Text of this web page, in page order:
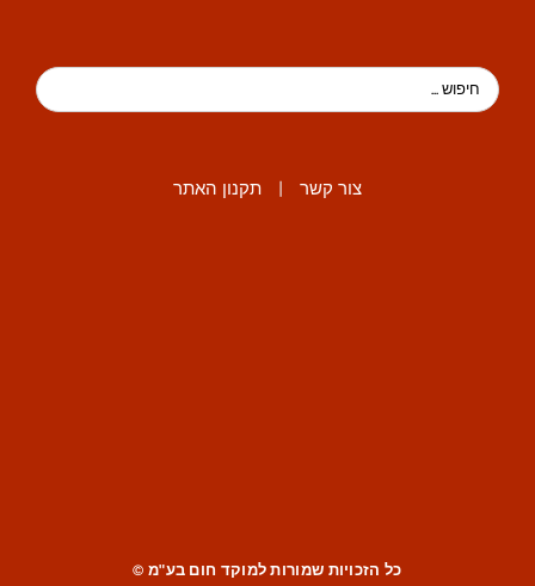
צור קשר | תקנון האתר
כל הזכויות שמורות למוקד חום בע"מ ©